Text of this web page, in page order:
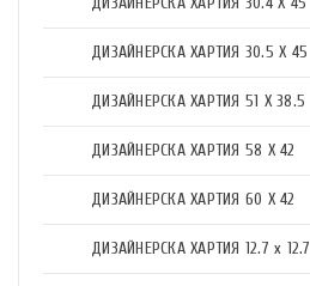
ДИЗАЙНЕРСКА ХАРТИЯ 30.5 X 45
ДИЗАЙНЕРСКА ХАРТИЯ 51 X 38.5
ДИЗАЙНЕРСКА ХАРТИЯ 58 X 42
ДИЗАЙНЕРСКА ХАРТИЯ 60 X 42
ДИЗАЙНЕРСКА ХАРТИЯ 12.7 x 12.7